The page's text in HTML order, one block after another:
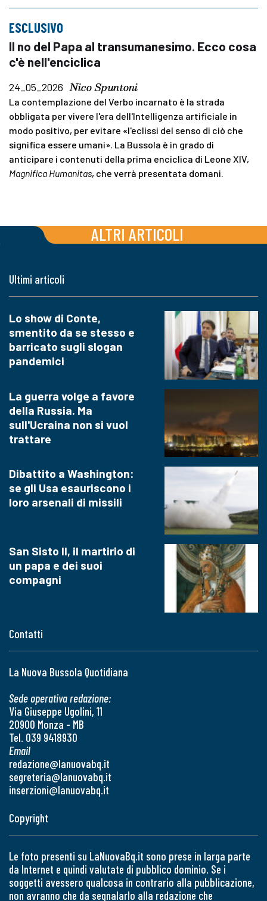
ESCLUSIVO
Il no del Papa al transumanesimo. Ecco cosa
c'è nell'enciclica
24_05_2026 Nico Spuntoni
La contemplazione del Verbo incarnato è la strada
obbligata per vivere l'era dell'Intelligenza artificiale in
modo positivo, per evitare «l'eclissi del senso di ciò che
significa essere umani». La Bussola è in grado di
anticipare i contenuti della prima enciclica di Leone XIV,
Magnifica Humanitas, che verrà presentata domani.
ALTRI ARTICOLI
Contatti
La Nuova Bussola Quotidiana
Sede operativa redazione:
Via Giuseppe Ugolini, 11
20900 Monza - MB
Tel. 039 9418930
Email
redazione@lanuovabq.it
segreteria@lanuovabq.it
inserzioni@lanuovabq.it
Ultimi articoli
Lo show di Conte,
smentito da se stesso e
barricato sugli slogan
pandemici
La guerra volge a favore
della Russia. Ma
sull'Ucraina non si vuol
trattare
Dibattito a Washington:
se gli Usa esauriscono i
loro arsenali di missili
San Sisto II, il martirio di
un papa e dei suoi
compagni
Copyright
Le foto presenti su LaNuovaBq.it sono prese in larga parte
da Internet e quindi valutate di pubblico dominio. Se i
soggetti avessero qualcosa in contrario alla pubblicazione,
non avranno che da segnalarlo alla redazione che